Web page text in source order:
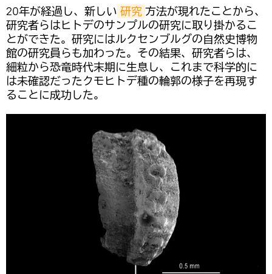
20年が経過し、新しい 研究 方法が現れたことから、
研究者らはヒトデのサンプルの研究に取り掛かるこ
とができた。研究にはルクセンブルグの自然史博物
館の研究員らも加わった。その結果、研究者らは、
細粒から恐竜時代末期に生息し、これまで科学的に
は未確認だったクモヒトデ種の輪郭の様子を再現す
ることに成功した。